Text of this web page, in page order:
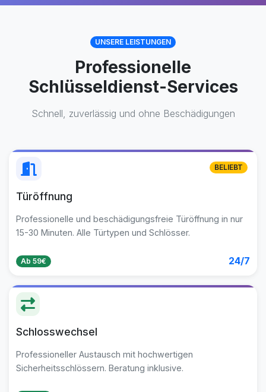
UNSERE LEISTUNGEN
Professionelle
Schlüsseldienst-Services
Schnell, zuverlässig und ohne Beschädigungen
Türöffnung
Professionelle und beschädigungsfreie Türöffnung in nur
15-30 Minuten. Alle Türtypen und Schlösser.
Ab 59€ 24/7
BELIEBT
Schlosswechsel
Professioneller Austausch mit hochwertigen
Sicherheitsschlössern. Beratung inklusive.